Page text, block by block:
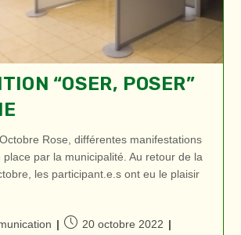
“OSER, POSER”
Rose, différentes manifestations
par la municipalité. Au retour de la
les participant.e.s ont eu le plaisir
Publication
20 octobre 2022